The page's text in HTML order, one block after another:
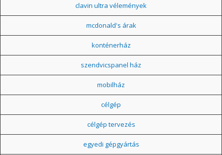
clavin ultra vélemények
mcdonald's árak
konténerház
szendvicspanel ház
mobilház
célgép
célgép tervezés
egyedi gépgyártás